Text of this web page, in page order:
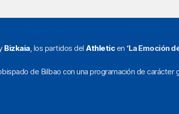
Bizkaia, los partidos del Athleticen ‘La Emoción
de Bilbao con una programación de carácter